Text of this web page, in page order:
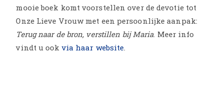
mooie boek komt voorstellen over de devotie tot
Onze Lieve Vrouw met een persoonlijke aanpak:
Terug naar de bron, verstillen bij Maria. Meer info
vindt u ook via haar website